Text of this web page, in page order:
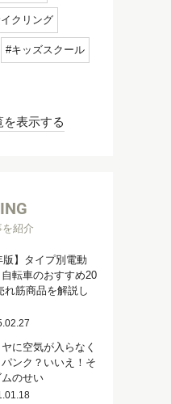
クリング
キッズスクール
を表示する
を紹介
版】タイプ別電動
転車のおすすめ20
れ筋商品を解説し
に空気が入らなく
ンク？いいえ！そ
のせい